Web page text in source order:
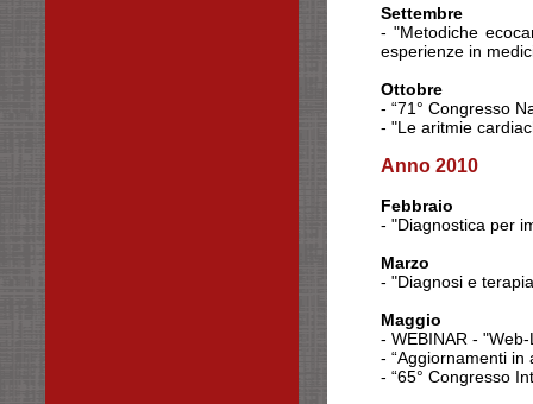
Settembre
- "Metodiche
esperienze in
Ottobre
- “71° Congresso
- "Le aritmie
Anno 2010
Febbraio
- "Diagnostica per
Marzo
- "Diagnosi e
Maggio
- WEBINAR -
- “Aggiornamenti in
- “65° Congresso